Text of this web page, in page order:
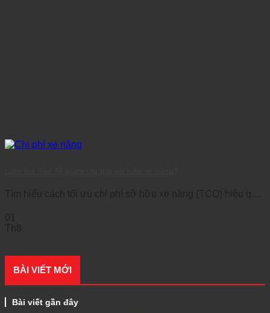
BÀI VIẾT MỚI
Bài viết gần đây